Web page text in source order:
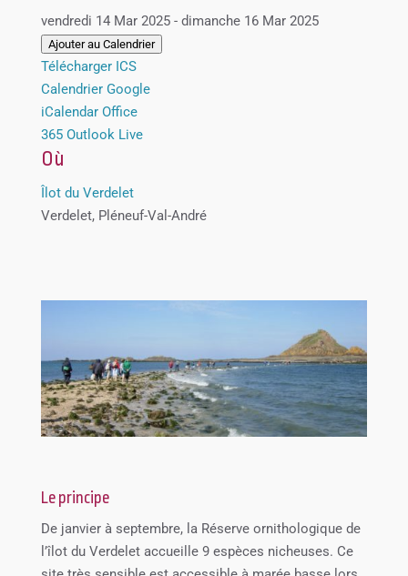
vendredi 14 Mar 2025 - dimanche 16 Mar 2025
Ajouter au Calendrier
Télécharger ICS
Calendrier Google
iCalendar Office
365 Outlook Live
Où
Îlot du Verdelet
Verdelet, Pléneuf-Val-André
Le principe
De janvier à septembre, la Réserve ornithologique de
l’îlot du Verdelet accueille 9 espèces nicheuses. Ce